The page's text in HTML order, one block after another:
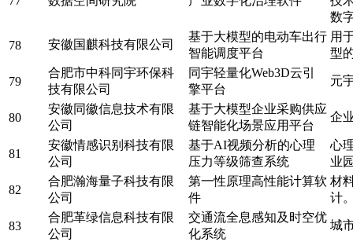
数
78 安徽国麒科技有限公司
基于大模型的电动车出行
智能调度平台
用
型
79
合肥市中科同宇环保科
技有限公司
同宇轻量化Web3D云引
擎平台
元
80
安徽同徽信息技术有限
公司
基于大模型企业采购供应
链智能化场景应用平台
企
81
安徽情感识别科技有限
公司
基于AI视频分析的心理
压力等级筛查系统
心
业
82
合肥瀚海量子科技有限
公司
第一性原理高性能计算软
件
材
计
83
合肥革绿信息科技有限
公司
交通流全息感知及时空优
化系统
城